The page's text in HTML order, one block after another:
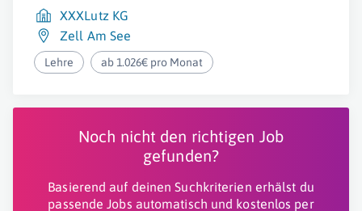
XXXLutz KG
Zell Am See
Lehre ab 1.026€ pro Monat
Noch nicht den richtigen Job
gefunden?
Basierend auf deinen Suchkriterien erhälst du
passende Jobs automatisch und kostenlos per